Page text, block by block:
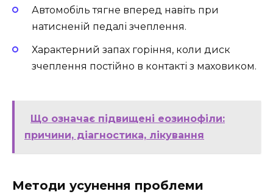
Автомобіль тягне вперед навіть при
натисненій педалі зчеплення.
Характерний запах горіння, коли диск
зчеплення постійно в контакті з маховиком.
Що означає підвищені еозинофіли:
причини, діагностика, лікування
Методи усунення проблеми